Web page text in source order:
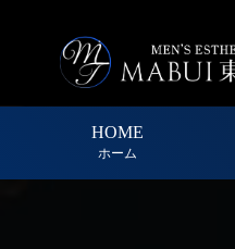
HOME
ホーム